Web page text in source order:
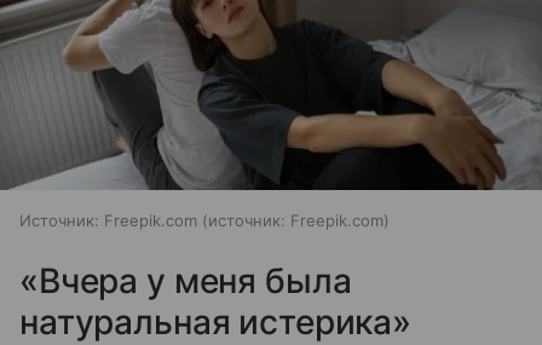
Источник: Freepik.com источник: Freepik.com
«Вчера у меня была
натуральная истерика»